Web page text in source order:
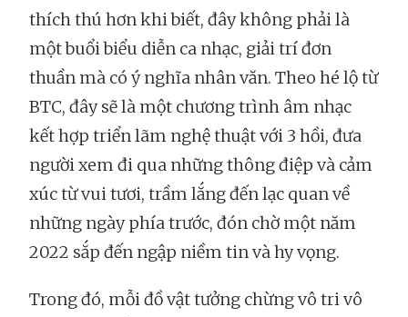
thích thú hơn khi biết, đây không phải là
một buổi biểu diễn ca nhạc, giải trí đơn
thuần mà có ý nghĩa nhân văn. Theo hé lộ từ
BTC, đây sẽ là một chương trình âm nhạc
kết hợp triển lãm nghệ thuật với 3 hồi, đưa
người xem đi qua những thông điệp và cảm
xúc từ vui tươi, trầm lắng đến lạc quan về
những ngày phía trước, đón chờ một năm
2022 sắp đến ngập niềm tin và hy vọng.
Trong đó, mỗi đồ vật tưởng chừng vô tri vô